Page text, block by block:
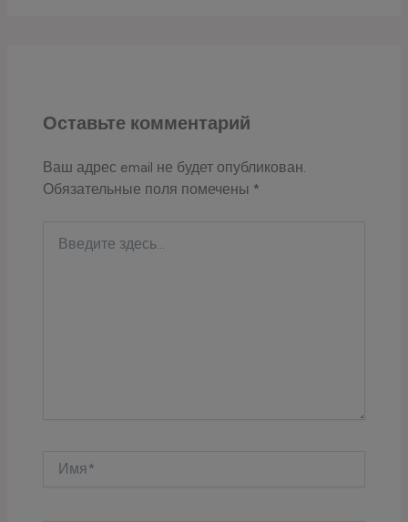
Оставьте комментарий
Ваш адрес email не будет опубликован.
Обязательные поля помечены *
здесь...